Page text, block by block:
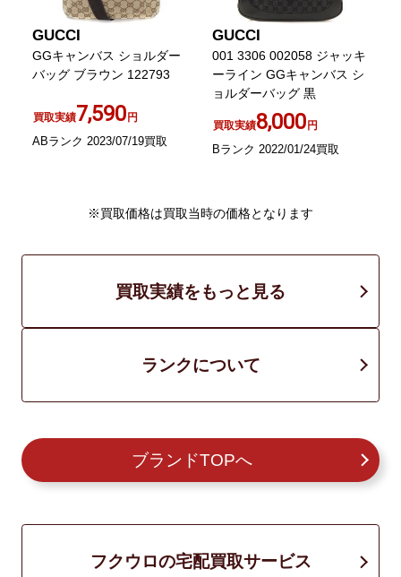
GUCCI
GGキャンバス ショルダー
バッグ ブラウン 122793
買取実績7,590円
ABランク 2023/07/19買取
GUCCI
001 3306 002058 ジャッキ
ーライン GGキャンバス シ
ョルダーバッグ 黒
買取実績8,000円
Bランク 2022/01/24買取
※買取価格は買取当時の価格となります
買取実績をもっと見る
ランクについて
ブランドTOPへ
フクウロの宅配買取サービス